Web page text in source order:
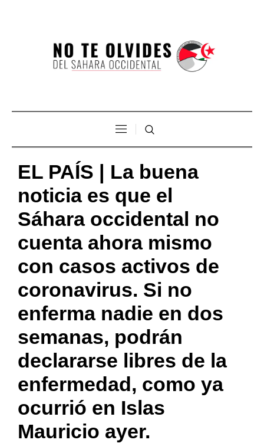
EL PAÍS | La buena
noticia es que el
Sáhara occidental no
cuenta ahora mismo
con casos activos de
coronavirus. Si no
enferma nadie en dos
semanas, podrán
declararse libres de la
enfermedad, como ya
ocurrió en Islas
Mauricio ayer.